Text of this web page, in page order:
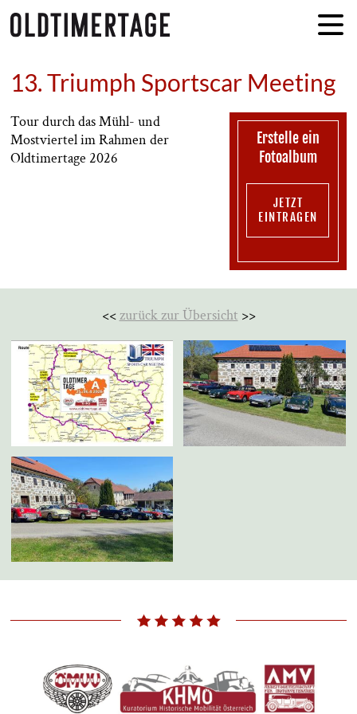
13. Triumph Sportscar Meeting
Erstelle ein
Fotoalbum
JETZT
EINTRAGEN
Tour durch das Mühl- und
Mostviertel im Rahmen der
Oldtimertage 2026
<<zurück zur Übersicht >>